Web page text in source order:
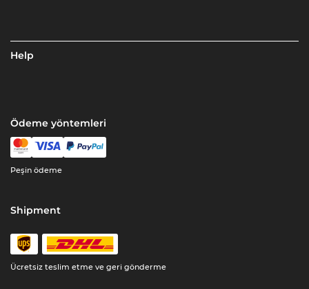
Help
Ödeme yöntemleri
Peşin ödeme
Shipment
Ücretsiz teslim etme ve geri gönderme